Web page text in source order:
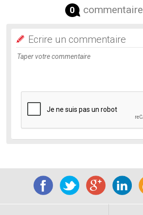
0 commentaire
Ecrire un commentaire